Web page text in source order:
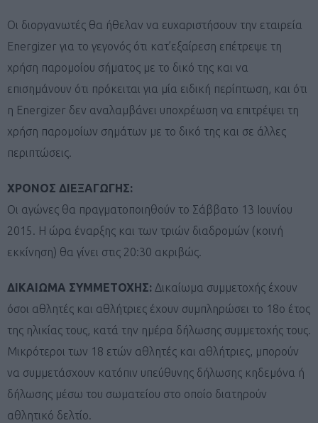
Οι διοργανωτές θα ήθελαν να ευχαριστήσουν την εταιρεία
Energizer για το γεγονός ότι κατ’εξαίρεση επέτρεψε τη
χρήση παρομοίου σήματος με το δικό της και να
επισημάνουν ότι πρόκειται για μία ειδική περίπτωση, και ότι
η Energizer δεν αναλαμβάνει υποχρέωση να επιτρέψει τη
χρήση παρομοίων σημάτων με το δικό της και σε άλλες
περιπτώσεις.
ΧΡΟΝΟΣ ΔΙΕΞΑΓΩΓΗΣ:
Οι αγώνες θα πραγματοποιηθούν το Σάββατο 13 Ιουνίου
2015. Η ώρα έναρξης και των τριών διαδρομών (κοινή
εκκίνηση) θα γίνει στις 20:30 ακριβώς.
ΔΙΚΑΙΩΜΑ ΣΥΜΜΕΤΟΧΗΣ: Δικαίωμα συμμετοχής έχουν
όσοι αθλητές και αθλήτριες έχουν συμπληρώσει το 18ο έτος
της ηλικίας τους, κατά την ημέρα δήλωσης συμμετοχής τους.
Μικρότεροι των 18 ετών αθλητές και αθλήτριες, μπορούν
να συμμετάσχουν κατόπιν υπεύθυνης δήλωσης κηδεμόνα ή
δήλωσης μέσω του σωματείου στο οποίο διατηρούν
αθλητικό δελτίο.